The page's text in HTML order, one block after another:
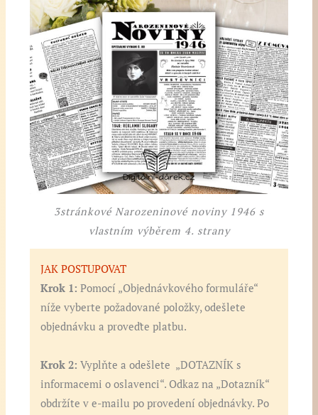
3stránkové Narozeninové noviny 1946 s
vlastním výběrem 4. strany
JAK POSTUPOVAT
Krok 1: Pomocí „Objednávkového formuláře“
níže vyberte požadované položky, odešlete
objednávku a proveďte platbu.
Krok 2: Vyplňte a odešlete „DOTAZNÍK s
informacemi o oslavenci“. Odkaz na „Dotazník“
obdržíte v e-mailu po provedení objednávky. Po